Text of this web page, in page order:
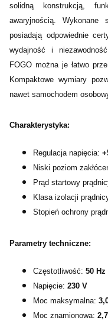
solidną konstrukcją,
awaryjnością.
posiadają odpowiednie
wydajność i
FOGO można je łatwo
Kompaktowe wymiary
nawet samochodem
Charakterystyka:
Regulacja napięcia:
Niski poziom
Prąd startowy
Klasa izolacji
Stopień ochrony
Parametry techniczne:
Częstotliwość: 50 Hz
Napięcie: 230 V
Moc maksymalna:
Moc znamionowa: